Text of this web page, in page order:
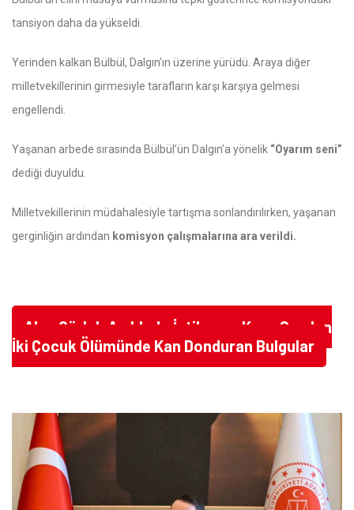
tansiyon daha da yükseldi.
Yerinden kalkan Bülbül, Dalgın’ın üzerine yürüdü. Araya diğer
milletvekillerinin girmesiyle tarafların karşı karşıya gelmesi
engellendi.
Yaşanan arbede sırasında Bülbül’ün Dalgın’a yönelik “Oyarım seni”
dediği duyuldu.
Milletvekillerinin müdahalesiyle tartışma sonlandırılırken, yaşanan
gerginliğin ardından komisyon çalışmalarına ara verildi.
Akın Gürlek Açıkladı: İntihar ve Kaza Sanılan
İki Çocuk Ölümünde Kan Donduran Bulgular